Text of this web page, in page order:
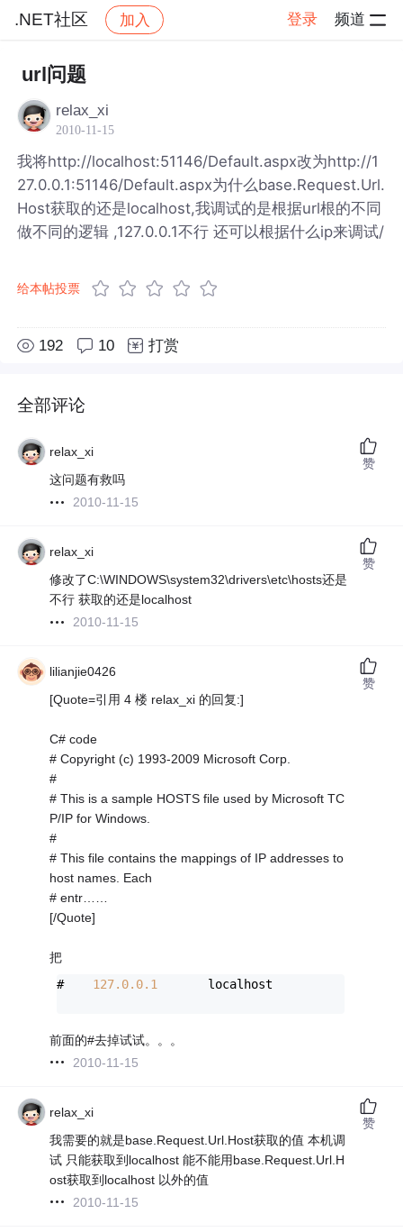
.NET社区 加入 登录 频道
社区 .NET社区
url问题
relax_xi
2010-11-15
我将http://localhost:51146/Default.aspx改为http://1
27.0.0.1:51146/Default.aspx为什么base.Request.Url.
Host获取的还是localhost,我调试的是根据url根的不同
做不同的逻辑 ,127.0.0.1不行 还可以根据什么ip来调试/
给本帖投票
192 10 打赏
全部评论
relax_xi
这问题有救吗
2010-11-15
赞
relax_xi
修改了C:\WINDOWS\system32\drivers\etc\hosts还是
不行 获取的还是localhost
2010-11-15
赞
lilianjie0426
[Quote=引用 4 楼 relax_xi 的回复:]
C# code
# Copyright (c) 1993-2009 Microsoft Corp.
#
# This is a sample HOSTS file used by Microsoft TC
P/IP for Windows.
#
# This file contains the mappings of IP addresses to
host names. Each
# entr……
[/Quote]
把
# 127.0.0.1
       localhost
前面的#去掉试试。。。
2010-11-15
赞
relax_xi
我需要的就是base.Request.Url.Host获取的值 本机调
试 只能获取到localhost 能不能用base.Request.Url.H
ost获取到localhost 以外的值
2010-11-15
赞